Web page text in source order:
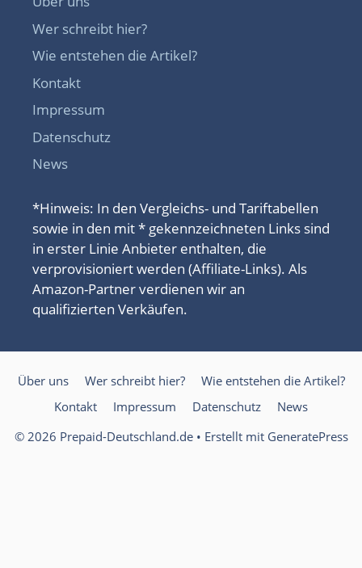
Wer schreibt hier?
Wie entstehen die Artikel?
Kontakt
Impressum
Datenschutz
News
*Hinweis: In den Vergleichs- und Tariftabellen
sowie in den mit * gekennzeichneten Links sind
in erster Linie Anbieter enthalten, die
verprovisioniert werden (Affiliate-Links). Als
Amazon-Partner verdienen wir an
qualifizierten Verkäufen.
Über uns Wer schreibt hier?
Wie entstehen die Artikel?
Kontakt
Impressum Datenschutz
News
© 2026 Prepaid-Deutschland.de• Erstellt mit GeneratePress